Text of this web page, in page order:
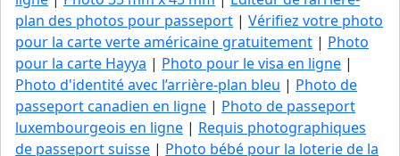
plan des photos pour passeport | Vérifiez votre photo
pour la carte verte américaine gratuitement | Photo
pour la carte Hayya | Photo pour le visa en ligne |
Photo d'identité avec l’arrière-plan bleu | Photo de
passeport canadien en ligne | Photo de passeport
luxembourgeois en ligne | Requis photographiques
de passeport suisse | Photo bébé pour la loterie de la